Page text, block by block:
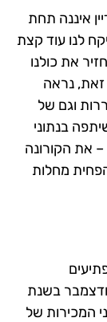
איננה תחת
לנו עוד קצת
את כולנו
זאת, נראה
וגם של
בנתוני
– את הקורונה
מחלות
בשנת
המכירות של